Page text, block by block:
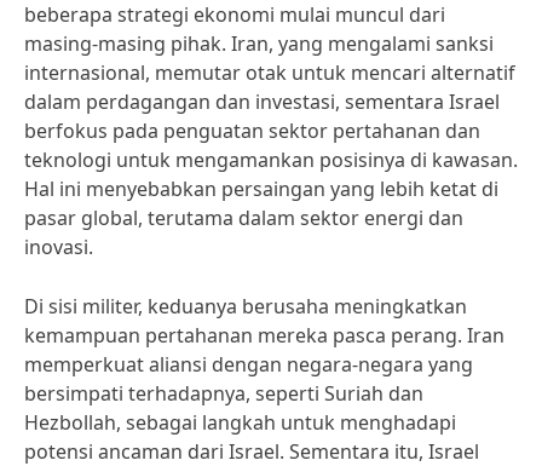
beberapa strategi ekonomi mulai muncul dari
masing-masing pihak. Iran, yang mengalami sanksi
internasional, memutar otak untuk mencari alternatif
dalam perdagangan dan investasi, sementara Israel
berfokus pada penguatan sektor pertahanan dan
teknologi untuk mengamankan posisinya di kawasan.
Hal ini menyebabkan persaingan yang lebih ketat di
pasar global, terutama dalam sektor energi dan
inovasi.
Di sisi militer, keduanya berusaha meningkatkan
kemampuan pertahanan mereka pasca perang. Iran
memperkuat aliansi dengan negara-negara yang
bersimpati terhadapnya, seperti Suriah dan
Hezbollah, sebagai langkah untuk menghadapi
potensi ancaman dari Israel. Sementara itu, Israel